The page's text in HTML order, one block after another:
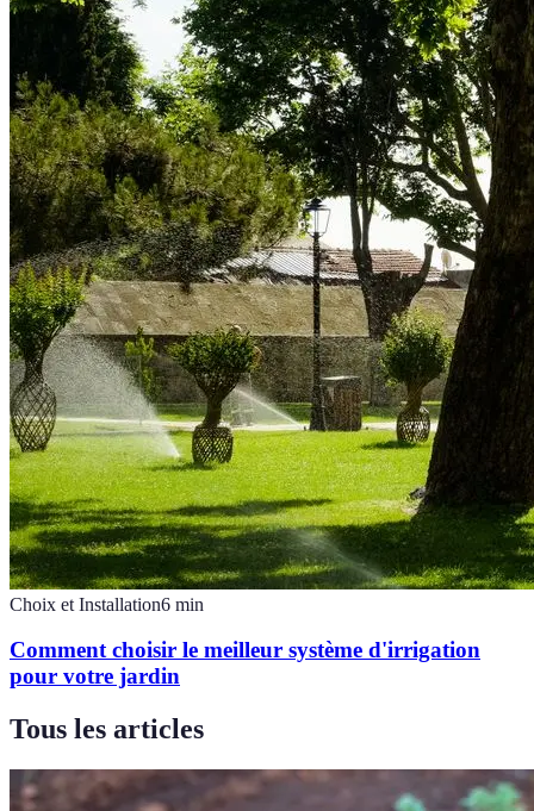
Choix et Installation6 min
Comment choisir le meilleur système d'irrigation
pour votre jardin
Tous les articles